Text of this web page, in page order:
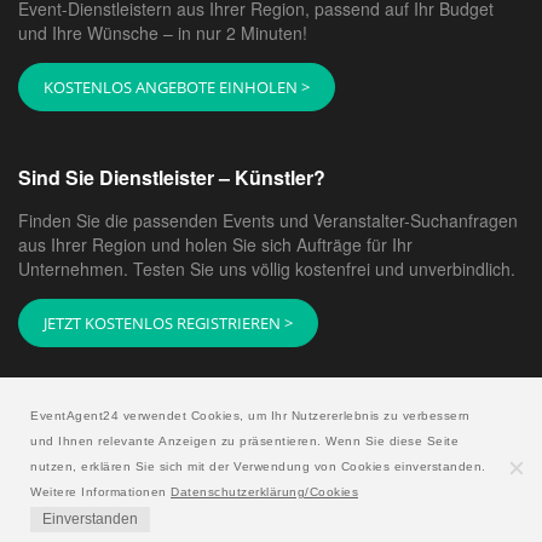
EventAgent24 verwendet Cookies, um Ihr Nutzererlebnis zu verbessern
und Ihnen relevante Anzeigen zu präsentieren. Wenn Sie diese Seite
nutzen, erklären Sie sich mit der Verwendung von Cookies einverstanden.
Weitere Informationen Datenschutzerklärung/Cookies
Einverstanden
Ihre Gäste zum Lachen, Weinen, Seufzen, dem Ach und
Weh bringen. Wählen Sie nur den Musikstil, alles
andere schaffen für Sie unsere Sänger. Bestimmen Sie
sich für den Musikstil und klicken Sie einfach weiter.
Lassen Sie die Musik der Emotionen Ihres Herzens mit
Eventagent24 abspielen.
Event-Dienstleistern aus Ihrer Region, passend auf Ihr Budget
und Ihre Wünsche – in nur 2 Minuten!
KOSTENLOS ANGEBOTE EINHOLEN >
Sind Sie Dienstleister – Künstler?
Finden Sie die passenden Events und Veranstalter-Suchanfragen
aus Ihrer Region und holen Sie sich Aufträge für Ihr
Unternehmen. Testen Sie uns völlig kostenfrei und unverbindlich.
JETZT KOSTENLOS REGISTRIEREN >
Copyright © 2026 EventAgent24